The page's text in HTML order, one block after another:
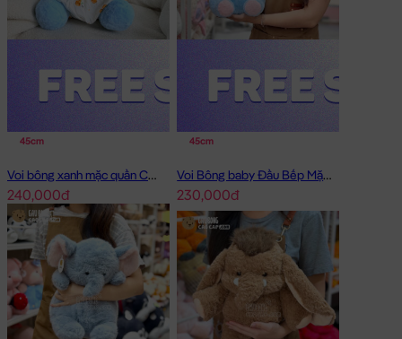
45cm
Voi bông xanh mặc quần Chip
240,000đ
45cm
Voi Bông baby Đầu Bếp Mặc Yếm
230,000đ